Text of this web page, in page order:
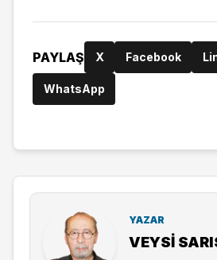
PAYLAŞ X Facebook
WhatsApp
YAZAR
VEYSI